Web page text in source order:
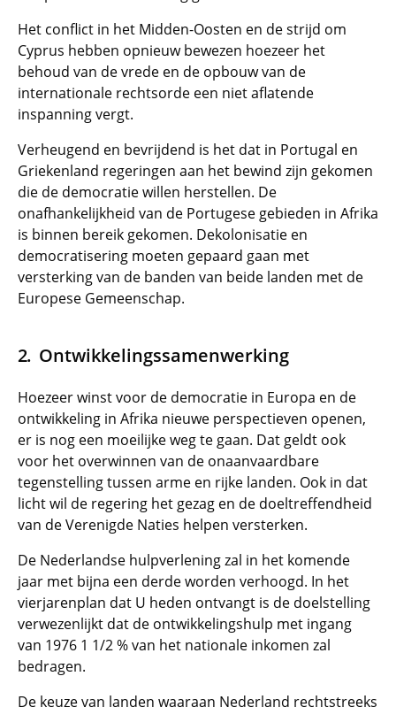
Het conflict in het Midden-Oosten en de strijd om
Cyprus hebben opnieuw bewezen hoezeer het
behoud van de vrede en de opbouw van de
internationale rechtsorde een niet aflatende
inspanning vergt.
Verheugend en bevrijdend is het dat in Portugal en
Griekenland regeringen aan het bewind zijn gekomen
die de democratie willen herstellen. De
onafhankelijkheid van de Portugese gebieden in Afrika
is binnen bereik gekomen. Dekolonisatie en
democratisering moeten gepaard gaan met
versterking van de banden van beide landen met de
Europese Gemeenschap.
Ontwikkelingssamenwerking
Hoezeer winst voor de democratie in Europa en de
ontwikkeling in Afrika nieuwe perspectieven openen,
er is nog een moeilijke weg te gaan. Dat geldt ook
voor het overwinnen van de onaanvaardbare
tegenstelling tussen arme en rijke landen. Ook in dat
licht wil de regering het gezag en de doeltreffendheid
van de Verenigde Naties helpen versterken.
De Nederlandse hulpverlening zal in het komende
jaar met bijna een derde worden verhoogd. In het
vierjarenplan dat U heden ontvangt is de doelstelling
verwezenlijkt dat de ontwikkelingshulp met ingang
van 1976 1 1/2 % van het nationale inkomen zal
bedragen.
De keuze van landen waaraan Nederland rechtstreeks